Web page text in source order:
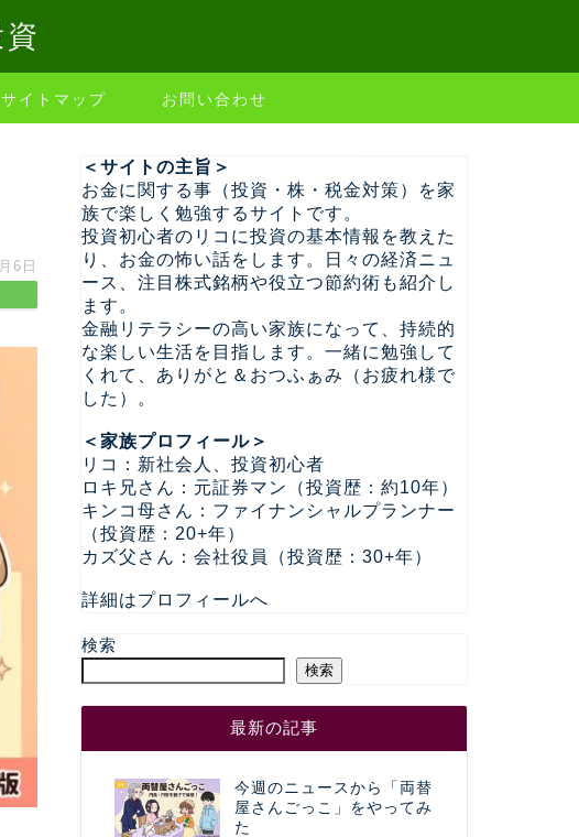
サイトマップ お問い合わせ
6日
＜サイトの主旨＞
お金に関する事（投資・株・税金対策）を家
族で楽しく勉強するサイトです。
投資初心者のリコに投資の基本情報を教えた
り、お金の怖い話をします。日々の経済ニュ
ース、注目株式銘柄や役立つ節約術も紹介し
ます。
金融リテラシーの高い家族になって、持続的
な楽しい生活を目指します。一緒に勉強して
くれて、ありがと＆おつふぁみ（お疲れ様で
した）。
＜家族プロフィール＞
リコ：新社会人、投資初心者
ロキ兄さん：元証券マン（投資歴：約10年）
キンコ母さん：ファイナンシャルプランナー
（投資歴：20+年）
カズ父さん：会社役員（投資歴：30+年）
詳細はプロフィールへ
検索
検索
最新の記事
今週のニュースから「両替
屋さんごっこ」をやってみ
た